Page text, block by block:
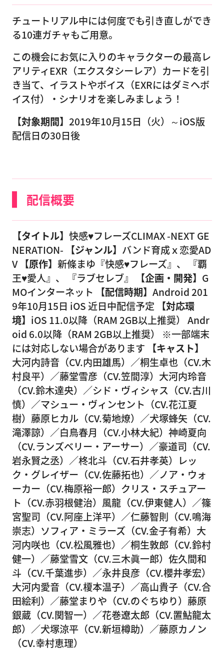
チュートリアル中には何度でも引き直しができ
る10連ガチャもご用意。
この機会にお気に入りのキャラクターの最高レ
アリティEXR（エクスタシーレア）カードを引
き当て、イラストやボイス（EXRにはダミヘボ
イス付）・シナリオを楽しみましょう！
【対象期間】 2019年10月15日（火）～iOS版
配信日の30日後
配信概要
【タイトル】 快感♥フレーズCLIMAX -NEXT GE
NERATION-
【ジャンル】 バンド育成ｘ恋愛AD
V 【原作】 新條まゆ『快感♥フレーズ』、 『覇
王♥愛人』、 『ラブセレブ』
【企画・開発】 G
MOインターネット
【配信時期】 Android 201
9年10月15日 iOS 近日中配信予定 【対応環
境】 iOS 11.0以降（RAM 2GB以上推奨） Andr
oid 6.0以降（RAM 2GB以上推奨） ※一部端末
には対応しない場合があります
【キャスト】
大河内詩音（CV.内田雄馬）／桐生卓也（CV.木
村良平）／藤堂雪彦（CV.笠間淳）大河内玲音
（CV.鈴木達央）／シド・ヴィシャス（CV.古川
慎）／マシュー・ヴィンセント（CV.花江夏
樹）藤原ヒカル（CV.菊地燎）／犬塚蜂矢（CV.
滝澤諒）／白鳥春月（CV.小林大紀）神崎夏向
（CV.ランズベリー・アーサー）／豪道司（CV.
岩永賢之丞）／柊北斗（CV.石井孝英）レッ
ク・グレイザー（CV.佐藤拓也）／ノア・ウォ
ーカー（CV.梅原裕一郎）クリス・スチュアー
ト（CV.赤羽根健治）風龍（CV.伊東健人）／篠
宮聖司（CV.阿座上洋平）／仁藤智則（CV.鳴海
崇志）ソフィア・ミラーズ（CV.金子有希）大
河内咲也（CV.松風雅也）／桐生敦郎（CV.鈴村
健一）／藤堂雪文（CV.三木眞一郎）佐久間和
斗（CV.千葉進歩）／永井良彦（CV.櫻井孝宏）
大河内愛音（CV.榎本温子）／高山貴子（CV.合
田絵利）／藤堂まりや（CV.のぐちゆり）藤原
銀蔵（CV.関智一）／花巻遼太郎（CV.置鮎龍太
郎）／犬塚涼平（CV.新垣樽助）／藤原カノン
（CV.幸村恵理）